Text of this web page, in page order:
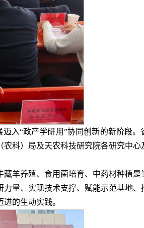
入“政产学研用”协同创新的新阶段。
科）局及天农科技研究院各研究中心
羊养殖、食用菌培育、中药材种植是
量、实现技术支撑、赋能示范基地、
的生动实践。